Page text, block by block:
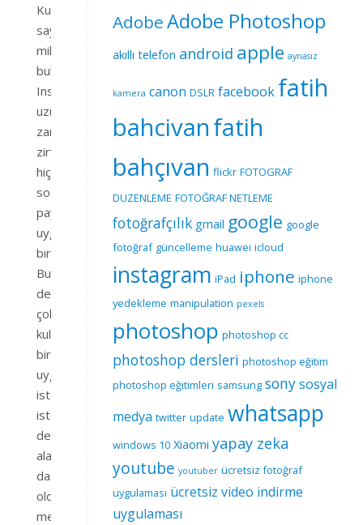
Kullanici
sayısı
milyarları
bulan
Instagram
uzun
zamandır
zirveyi
hiçbir
sosyal
paylaşım
uygulamasına
bırakmıyor.
Bu
denli
çok
kullanılan
bir
uygulama
ister
istemez
depolama
alanını
da
oldukça
meşgul
AdobeAdobe Photoshop
akıllı telefon android apple aynasız
kamera canon DSLR facebook fatih
bahcivanfatih
bahçıvan flickr FOTOGRAF
DUZENLEME FOTOĞRAF NETLEME
fotoğrafçılık gmail google google
fotoğraf güncelleme huawei icloud
instagram iPad iphone iphone
yedekleme manipulation pexels
photoshop photoshop cc
photoshop dersleri photoshop eğitim
photoshop eğitimleri samsung sonysosyal
medya twitter update whatsapp
windows 10 Xiaomi yapay zeka
youtube youtuber ücretsiz fotoğraf
uygulaması ücretsiz video indirme
uygulaması